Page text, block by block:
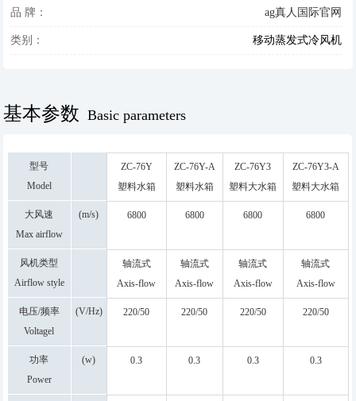
品 牌： ag真人国际官网
类别： 移动蒸发式冷风机
基本参数 Basic parameters
型号
Model
大风速
Max airflow
风机类型
Airflow style
电压/频率
Voltagel
功率
Power
(m/s)
(V/Hz)
(w)
ZC-76Y
塑料水箱
6800
轴流式
Axis-flow
220/50
0.3
ZC-76Y-A
塑料水箱
6800
轴流式
Axis-flow
220/50
0.3
ZC-76Y3
塑料大水箱
6800
轴流式
Axis-flow
220/50
0.3
ZC-76Y3-A
塑料大水箱
6800
轴流式
Axis-flow
220/50
0.3